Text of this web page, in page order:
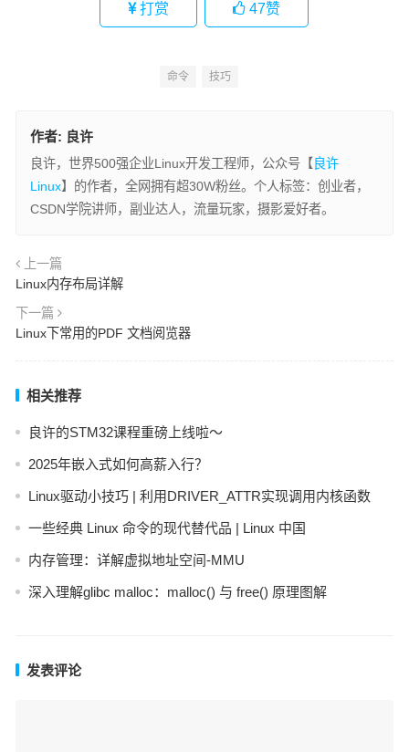
打赏 47赞
命令 技巧
作者: 良许
良许，世界500强企业Linux开发工程师，公众号【 良许
Linux】的作者，全网拥有超30W粉丝。个人标签：创业者，
CSDN学院讲师，副业达人，流量玩家，摄影爱好者。
上一篇
Linux内存布局详解
下一篇
Linux下常用的PDF 文档阅览器
相关推荐
良许的STM32课程重磅上线啦～
2025年嵌入式如何高薪入行？
Linux驱动小技巧 | 利用DRIVER_ATTR实现调用内核函数
一些经典 Linux 命令的现代替代品 | Linux 中国
内存管理：详解虚拟地址空间-MMU
深入理解glibc malloc：malloc() 与 free() 原理图解
发表评论